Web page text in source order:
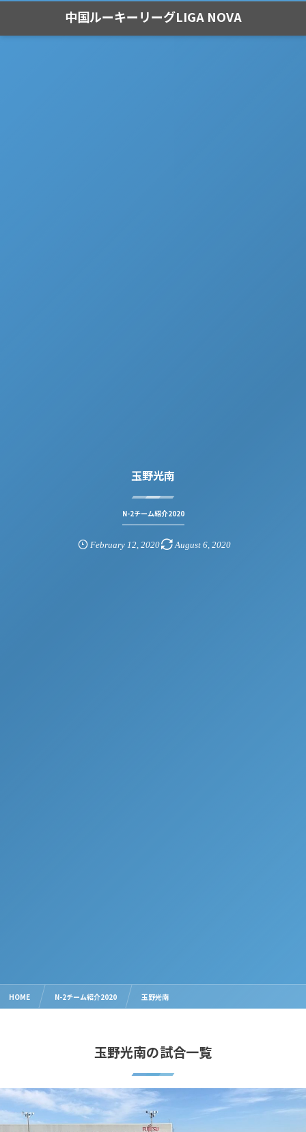
中国ルーキーリーグLIGA NOVA
玉野光南
N-2チーム紹介2020
February 12, 2020 August 6, 2020
HOME N-2チーム紹介2020 玉野光南
玉野光南の試合一覧